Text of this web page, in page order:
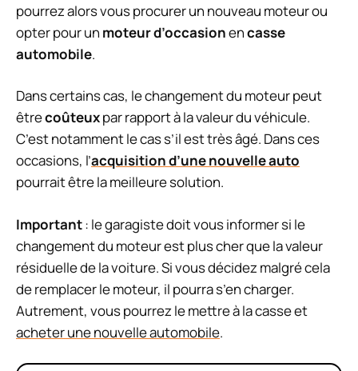
pourrez alors vous procurer un nouveau moteur ou
opter pour un moteur d’occasionencasse
automobile.
Dans certains cas, le changement du moteur peut
êtrecoûteuxpar rapport à la valeur du véhicule.
C’est notamment le cas s’il est très âgé. Dans ces
occasions, l’acquisition d’une nouvelle auto
pourrait être la meilleure solution.
Important: le garagiste doit vous informer si le
changement du moteur est plus cher que la valeur
résiduelle de la voiture. Si vous décidez malgré cela
de remplacer le moteur, il pourra s’en charger.
Autrement, vous pourrez le mettre à la casse et
acheter une nouvelle automobile.